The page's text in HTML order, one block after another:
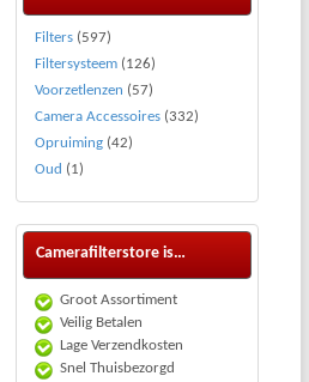
Filters (597)
Filtersysteem (126)
Voorzetlenzen (57)
Camera Accessoires (332)
Opruiming (42)
Oud (1)
Camerafilterstore is…
Groot Assortiment
Veilig Betalen
Lage Verzendkosten
Snel Thuisbezorgd